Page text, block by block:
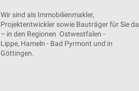
Wir sind als Immobilienmakler,
Projektentwickler sowie Bauträger für Sie da
– in den Regionen Ostwestfalen -
Lippe, Hameln - Bad Pyrmont und in
Göttingen.